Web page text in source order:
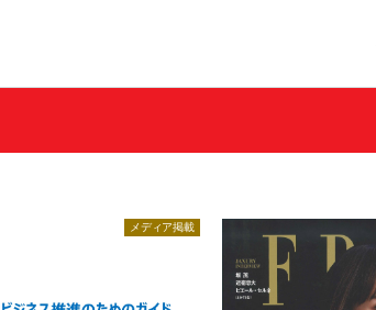
とん誕生ストーリー
寝ごこち科学研究所
会社情報
人材採用情報
English Website
メディア掲載